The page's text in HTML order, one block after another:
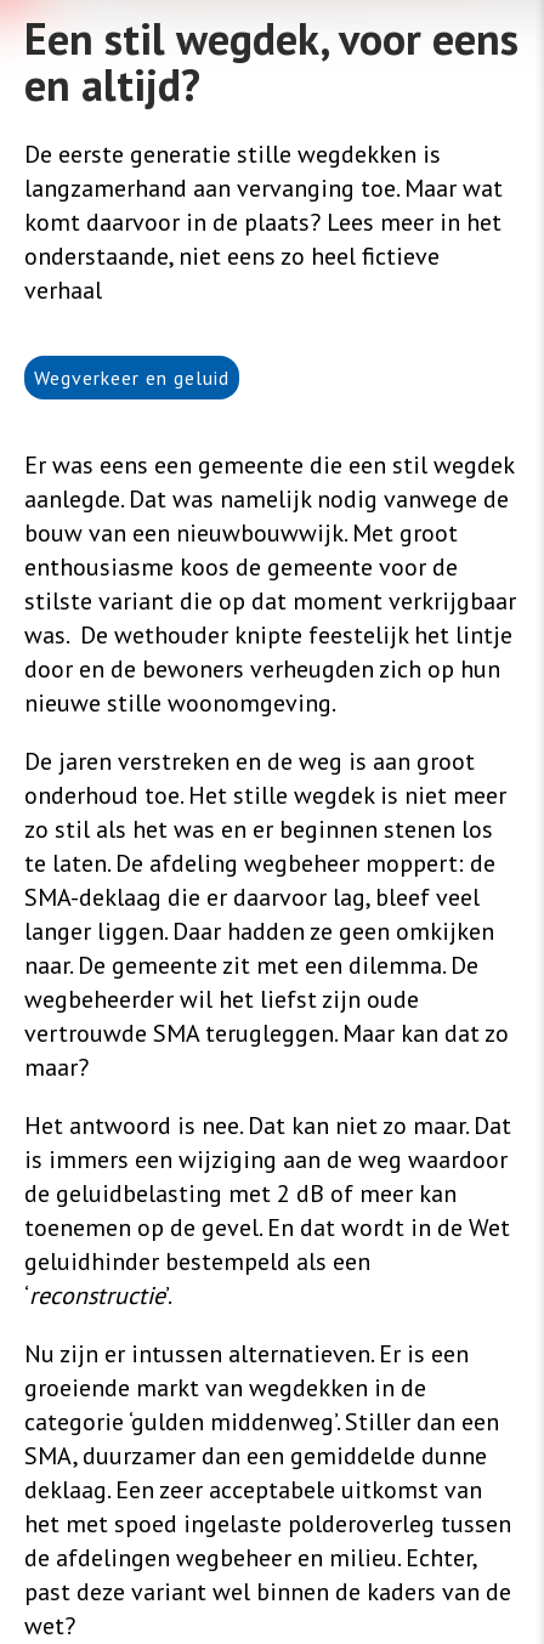
Een stil wegdek, voor eens
en altijd?
De eerste generatie stille wegdekken is
langzamerhand aan vervanging toe. Maar wat
komt daarvoor in de plaats? Lees meer in het
onderstaande, niet eens zo heel fictieve
verhaal
Wegverkeer en geluid
Er was eens een gemeente die een stil wegdek
aanlegde. Dat was namelijk nodig vanwege de
bouw van een nieuwbouwwijk. Met groot
enthousiasme koos de gemeente voor de
stilste variant die op dat moment verkrijgbaar
was. De wethouder knipte feestelijk het lintje
door en de bewoners verheugden zich op hun
nieuwe stille woonomgeving.
De jaren verstreken en de weg is aan groot
onderhoud toe. Het stille wegdek is niet meer
zo stil als het was en er beginnen stenen los
te laten. De afdeling wegbeheer moppert: de
SMA-deklaag die er daarvoor lag, bleef veel
langer liggen. Daar hadden ze geen omkijken
naar. De gemeente zit met een dilemma. De
wegbeheerder wil het liefst zijn oude
vertrouwde SMA terugleggen. Maar kan dat zo
maar?
Het antwoord is nee. Dat kan niet zo maar. Dat
is immers een wijziging aan de weg waardoor
de geluidbelasting met 2 dB of meer kan
toenemen op de gevel. En dat wordt in de Wet
geluidhinder bestempeld als een
‘reconstructie’.
Nu zijn er intussen alternatieven. Er is een
groeiende markt van wegdekken in de
categorie ‘gulden middenweg’. Stiller dan een
SMA, duurzamer dan een gemiddelde dunne
deklaag. Een zeer acceptabele uitkomst van
het met spoed ingelaste polderoverleg tussen
de afdelingen wegbeheer en milieu. Echter,
past deze variant wel binnen de kaders van de
wet?